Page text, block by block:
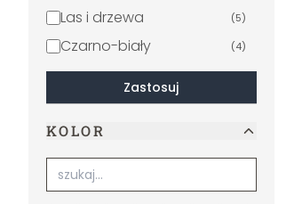
Las i drzewa (5)
Czarno-biały (4)
Romans i miłość (4)
Kwiaty (3)
Mapy świata )
Palmy (2)
Geometryczny (2)
Zastosuj
KOLOR